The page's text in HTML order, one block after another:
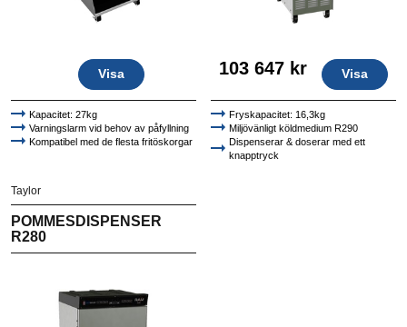
Visa
Kapacitet: 27kg
Varningslarm vid behov av påfyllning
Kompatibel med de flesta fritöskorgar
103 647 kr Visa
Fryskapacitet: 16,3kg
Miljövänligt köldmedium R290
Dispenserar & doserar med ett
knapptryck
Taylor
POMMESDISPENSER
R280